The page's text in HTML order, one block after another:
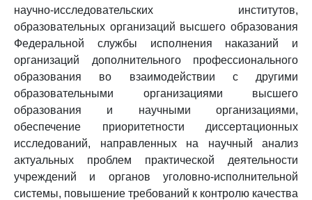
научно-исследовательских институтов,
образовательных организаций высшего образования
Федеральной службы исполнения наказаний и
организаций дополнительного профессионального
образования во взаимодействии с другими
образовательными организациями высшего
образования и научными организациями,
обеспечение приоритетности диссертационных
исследований, направленных на научный анализ
актуальных проблем практической деятельности
учреждений и органов уголовно-исполнительной
системы, повышение требований к контролю качества